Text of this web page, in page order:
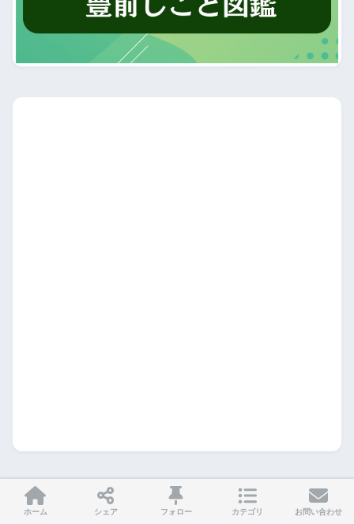
ホーム シェア フォロー カテゴリ お問い合わせ